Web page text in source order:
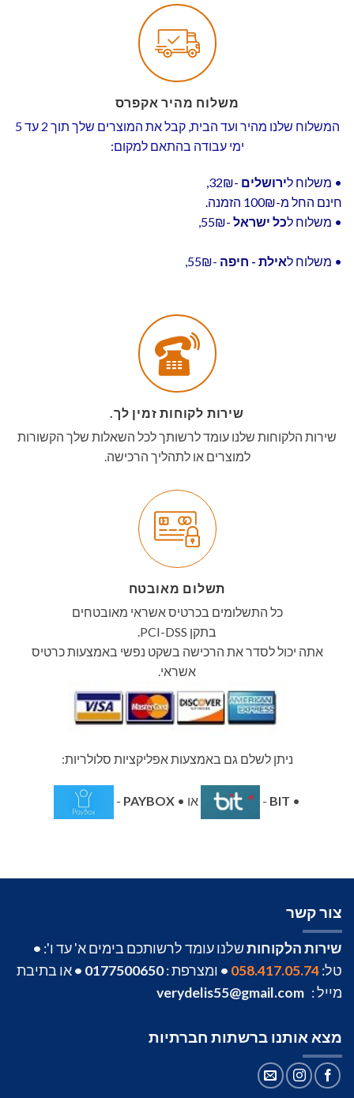
משלוח מהיר אקפרס
המשלוח שלנו מהיר ועד הבית, קבל את המוצרים שלך תוך 2 עד 5
ימי עבודה בהתאם למקום:
• משלוח לירושלים -32₪,
חינם החל מ-100₪ הזמנה.
• משלוח לכל ישראל -55₪,
• משלוח לאילת - חיפה -55₪,
שירות לקוחות זמין לך.
שירות הלקוחות שלנו עומד לרשותך לכל השאלות שלך הקשורות
למוצרים או לתהליך הרכישה.
תשלום מאובטח
כל התשלומים בכרטיס אשראי מאובטחים
בתקן PCI-DSS.
אתה יכול לסדר את הרכישה בשקט נפשי באמצעות כרטיס
אשראי.
ניתן לשלם גם באמצעות אפליקציות סלולריות:
•
BIT
- או •PAYBOX
-
צור קשר
שירות הלקוחותשלנו עומד לרשותכם בימים א' עד ו': •
טל:058.417.05.74
• ומצרפת :0177500650
•או בתיבת
מייל : verydelis55@gmail.com
מצא אותנו ברשתות חברתיות